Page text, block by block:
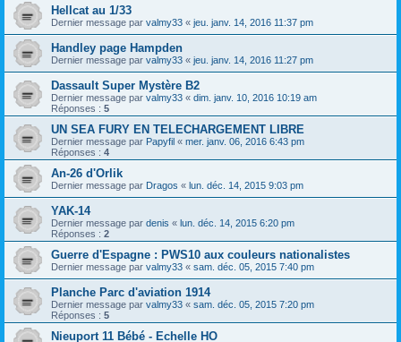
Hellcat au 1/33
Dernier message par valmy33 « jeu. janv. 14, 2016 11:37 pm
Handley page Hampden
Dernier message par valmy33 « jeu. janv. 14, 2016 11:27 pm
Dassault Super Mystère B2
Dernier message par valmy33 « dim. janv. 10, 2016 10:19 am
Réponses : 5
UN SEA FURY EN TELECHARGEMENT LIBRE
Dernier message par Papyfil « mer. janv. 06, 2016 6:43 pm
Réponses : 4
An-26 d'Orlik
Dernier message par Dragos « lun. déc. 14, 2015 9:03 pm
YAK-14
Dernier message par denis « lun. déc. 14, 2015 6:20 pm
Réponses : 2
Guerre d'Espagne : PWS10 aux couleurs nationalistes
Dernier message par valmy33 « sam. déc. 05, 2015 7:40 pm
Planche Parc d'aviation 1914
Dernier message par valmy33 « sam. déc. 05, 2015 7:20 pm
Réponses : 5
Nieuport 11 Bébé - Echelle HO